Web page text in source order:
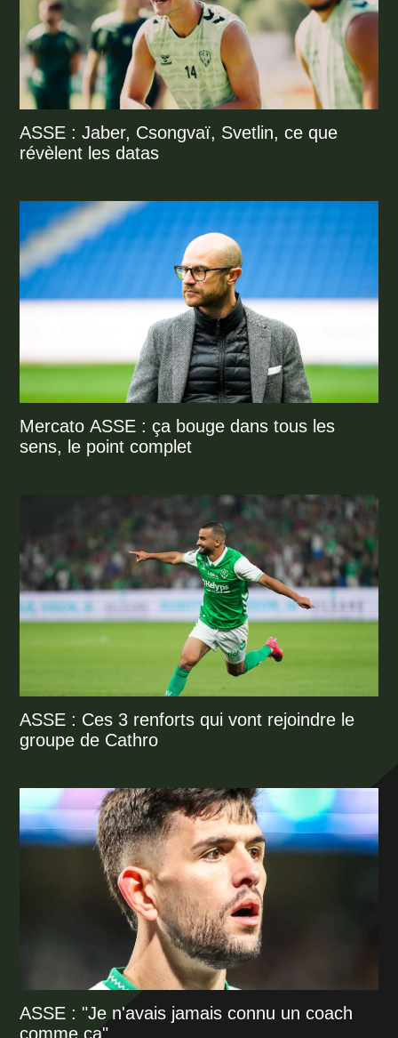
ASSE : Jaber, Csongvaï, Svetlin, ce que
révèlent les datas
Mercato ASSE : ça bouge dans tous les
sens, le point complet
ASSE : Ces 3 renforts qui vont rejoindre le
groupe de Cathro
ASSE : "Je n'avais jamais connu un coach
comme ça"